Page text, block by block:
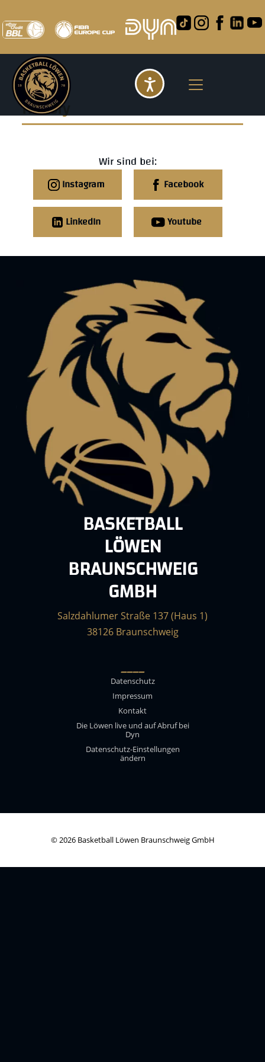
History
Wir sind bei:
Instagram Facebook
LinkedIn Youtube
BASKETBALL
LÖWEN
BRAUNSCHWEIG
GMBH
Salzdahlumer Straße 137 (Haus 1)
38126 Braunschweig
____
Datenschutz
Impressum
Kontakt
Die Löwen live und auf Abruf bei
Dyn
Datenschutz-Einstellungen
ändern
© 2026 Basketball Löwen Braunschweig GmbH